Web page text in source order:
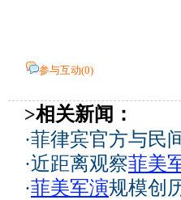
参与互动(0)
>相关新闻：
·菲律宾官方与民
·近距离观察菲美
·菲美军演规模创